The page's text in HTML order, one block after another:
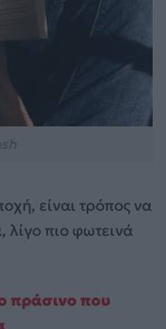
είναι τρόπος να
λίγο πιο φωτεινά
πράσινο που